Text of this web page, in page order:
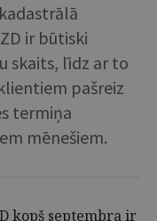
ir būtiski
skaits, līdz ar to
pašreiz
termiņa
mēnešiem.
kopš septembra ir